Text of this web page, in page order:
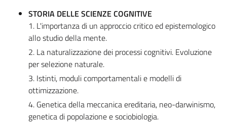
STORIA DELLE SCIENZE COGNITIVE
1. L'importanza di un approccio critico ed epistemologico
allo studio della mente.
2. La naturalizzazione dei processi cognitivi. Evoluzione
per selezione naturale.
3. Istinti, moduli comportamentali e modelli di
ottimizzazione.
4. Genetica della meccanica ereditaria, neo-darwinismo,
genetica di popolazione e sociobiologia.